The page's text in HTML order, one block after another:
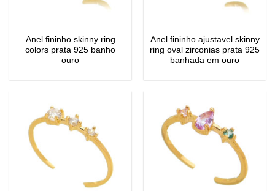
Anel fininho skinny ring
colors prata 925 banho
ouro
Anel fininho ajustavel skinny
ring oval zirconias prata 925
banhada em ouro